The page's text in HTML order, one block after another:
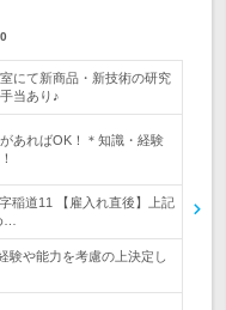
にて新商品・新技術の研究
当あり♪
あればOK！＊知識・経験
稲道11 【雇入れ直後】上記
…
験や能力を考慮の上決定し